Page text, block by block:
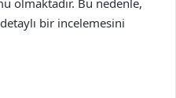
bir incelemesini